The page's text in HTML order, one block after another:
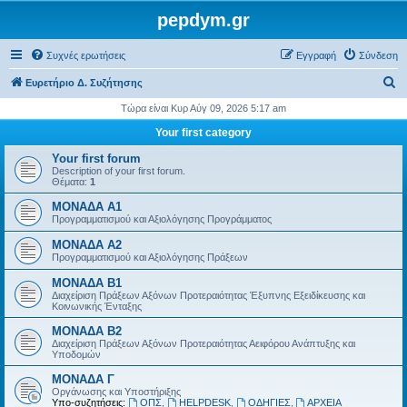
pepdym.gr
Συχνές ερωτήσεις Σύνδεση
Εγγραφή
Ευρετήριο Δ. Συζήτησης
ζ
τ
σ
Τώρα είναι Κυρ Αύγ 09, 2026 5:17 am
Your first category
Your first forum
Description of your first forum.
Θέματα: 1
ΜΟΝΑΔΑ Α1
Προγραμματισμού και Αξιολόγησης Προγράμματος
ΜΟΝΑΔΑ Α2
Προγραμματισμού και Αξιολόγησης Πράξεων
ΜΟΝΑΔΑ Β1
Διαχείριση Πράξεων Αξόνων Προτεραιότητας Έξυπνης Εξειδίκευσης και
Κοινωνικής Ένταξης
ΜΟΝΑΔΑ Β2
Διαχείριση Πράξεων Αξόνων Προτεραιότητας Αειφόρου Ανάπτυξης και
Υποδομών
ΜΟΝΑΔΑ Γ
Οργάνωσης και Υποστήριξης
Υπο-συζητήσεις:
ΟΠΣ HELPDESK, ΟΔΗΓΙΕΣ ΑΡΧΕΙΑ